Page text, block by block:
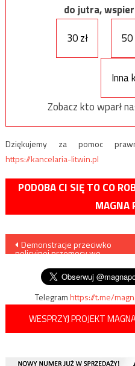
do jutra,
30 zł
50
Inna
Zobacz kto wparł
Dziękujemy za pomoc
https://kancelaria-litwin.pl
PODOBA CI SIĘ TO CO
MAGNA
Nawigacja
wpisu
Demonstracje przeciwko
policyjnej przemocy we
Telegramhttps://t.me/
WESPRZYJ PROJEKT